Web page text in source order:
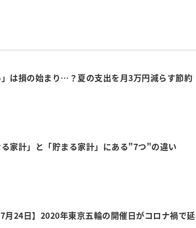
」は損の始まり…？夏の支出を月3万円減らす節約
家計」と「貯まる家計」にある"7つ"の違い
月24日】2020年東京五輪の開催日がコロナ禍で延